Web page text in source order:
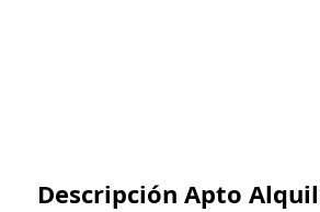
Descripción Apto